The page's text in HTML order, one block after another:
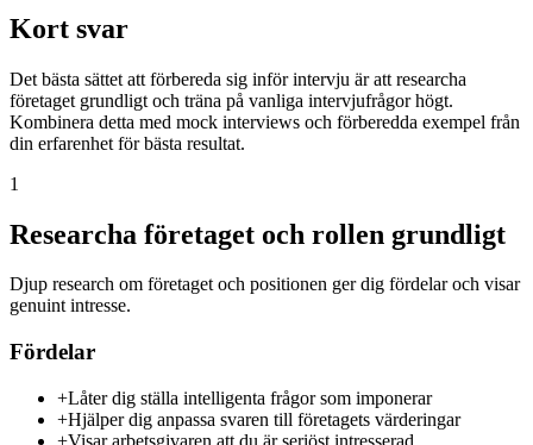
Kort svar
Det bästa sättet att förbereda sig inför intervju är att researcha
företaget grundligt och träna på vanliga intervjufrågor högt.
Kombinera detta med mock interviews och förberedda exempel från
din erfarenhet för bästa resultat.
1
Researcha företaget och rollen grundligt
Djup research om företaget och positionen ger dig fördelar och visar
genuint intresse.
Fördelar
+Låter dig ställa intelligenta frågor som imponerar
+Hjälper dig anpassa svaren till företagets värderingar
+Visar arbetsgivaren att du är seriöst intresserad